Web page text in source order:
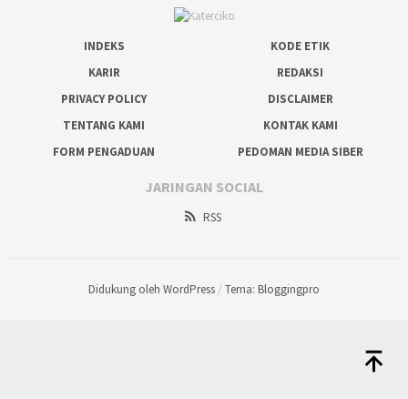
INDEKS
KODE ETIK
KARIR
REDAKSI
PRIVACY POLICY
DISCLAIMER
TENTANG KAMI
KONTAK KAMI
FORM PENGADUAN
PEDOMAN MEDIA SIBER
JARINGAN SOCIAL
RSS
Didukung oleh WordPress / Tema: Bloggingpro